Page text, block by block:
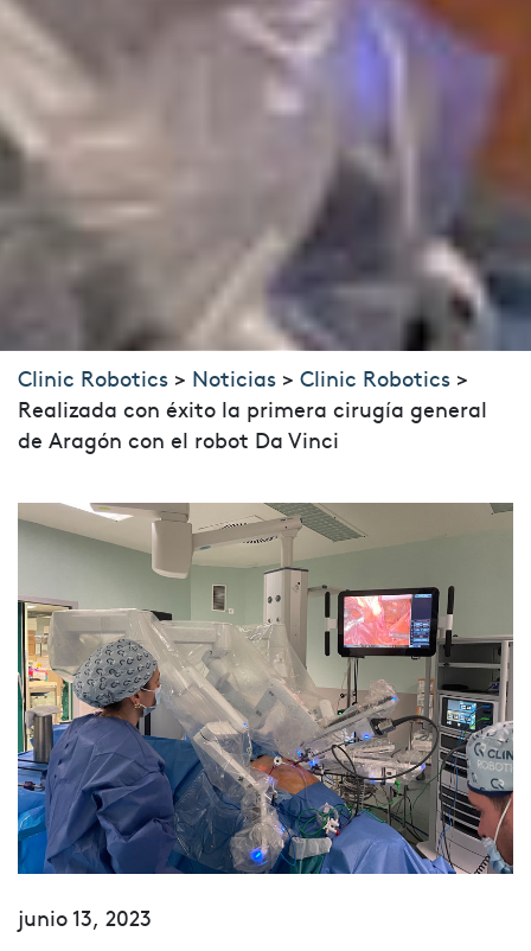
Clinic Robotics > Noticias > Clinic Robotics >
Realizada con éxito la primera cirugía general
de Aragón con el robot Da Vinci
junio 13, 2023